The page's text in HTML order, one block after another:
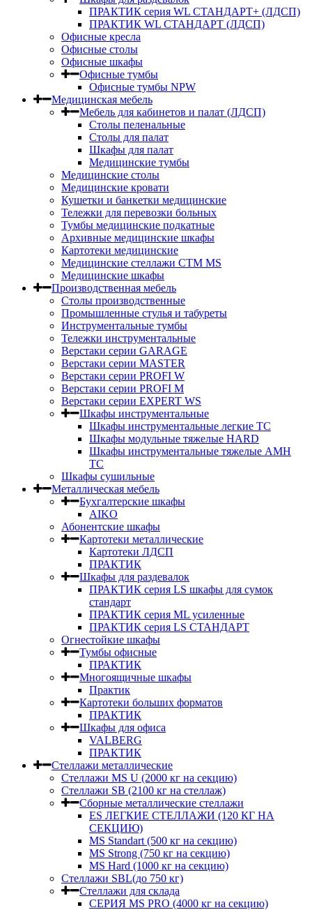
ПРАКТИК серия WL СТАНДАРТ+ (ЛДСП)
ПРАКТИК WL СТАНДАРТ (ЛДСП)
Офисные кресла
Офисные столы
Офисные шкафы
Офисные тумбы
Офисные тумбы NPW
Медицинская мебель
Мебель для кабинетов и палат (ЛДСП)
Столы пеленальные
Столы для палат
Шкафы для палат
Медицинские тумбы
Медицинские столы
Медицинские кровати
Кушетки и банкетки медицинские
Тележки для перевозки больных
Тумбы медицинские подкатные
Архивные медицинские шкафы
Картотеки медицинские
Медицинские стеллажи CTM MS
Медицинские шкафы
Производственная мебель
Столы производственные
Промышленные стулья и табуреты
Инструментальные тумбы
Тележки инструментальные
Верстаки серии GARAGE
Верстаки серии MASTER
Верстаки серии PROFI W
Верстаки серии PROFI M
Верстаки серии EXPERT WS
Шкафы инструментальные
Шкафы инструментальные легкие ТС
Шкафы модульные тяжелые HARD
Шкафы инструментальные тяжелые AMH
TC
Шкафы сушильные
Металлическая мебель
Бухгалтерские шкафы
AIKO
Абонентские шкафы
Картотеки металлические
Картотеки ЛДСП
ПРАКТИК
Шкафы для раздевалок
ПРАКТИК серия LS шкафы для сумок
стандарт
ПРАКТИК серия ML усиленные
ПРАКТИК серия LS СТАНДАРТ
Огнестойкие шкафы
Тумбы офисные
ПРАКТИК
Многоящичные шкафы
Практик
Картотеки больших форматов
ПРАКТИК
Шкафы для офиса
VALBERG
ПРАКТИК
Стеллажи металлические
Стеллажи MS U (2000 кг на секцию)
Стеллажи SB (2100 кг на стеллаж)
Сборные металлические стеллажи
ES ЛЕГКИЕ СТЕЛЛАЖИ (120 КГ НА
СЕКЦИЮ)
MS Standart (500 кг на секцию)
MS Strong (750 кг на секцию)
MS Hard (1000 кг на секцию)
Стеллажи SBL(до 750 кг)
Стеллажи для склада
СЕРИЯ MS PRO (4000 кг на секцию)